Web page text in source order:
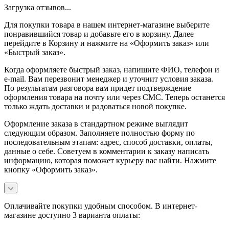
Загрузка отзывов...
Для покупки товара в нашем интернет-магазине выберите
понравившийся товар и добавьте его в корзину. Далее
перейдите в Корзину и нажмите на «Оформить заказ» или
«Быстрый заказ».
Когда оформляете быстрый заказ, напишите ФИО, телефон и
e-mail. Вам перезвонит менеджер и уточнит условия заказа.
По результатам разговора вам придет подтверждение
оформления товара на почту или через СМС. Теперь останется
только ждать доставки и радоваться новой покупке.
Оформление заказа в стандартном режиме выглядит
следующим образом. Заполняете полностью форму по
последовательным этапам: адрес, способ доставки, оплаты,
данные о себе. Советуем в комментарии к заказу написать
информацию, которая поможет курьеру вас найти. Нажмите
кнопку «Оформить заказ».
Оплачивайте покупки удобным способом. В интернет-
магазине доступно 3 варианта оплаты: